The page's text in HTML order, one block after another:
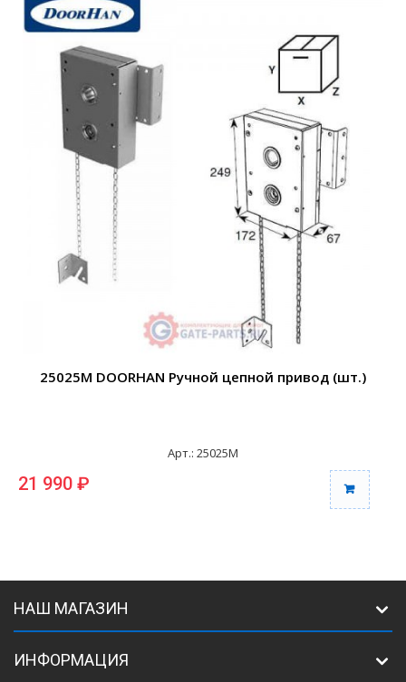
25025M DOORHAN Ручной цепной привод (шт.)
Арт.: 25025M
21 990 ₽
НАШ МАГАЗИН
ИНФОРМАЦИЯ